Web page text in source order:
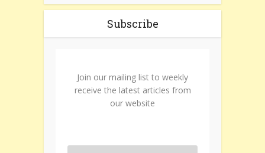
Subscribe
Join our mailing list to weekly
receive the latest articles from
our website